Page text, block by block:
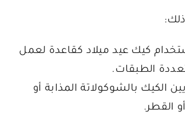
كيك عيد ميلاد كقاعدة لعمل
الطبقات.
الكيك بالشوكولاتة المذابة أو
القطر.